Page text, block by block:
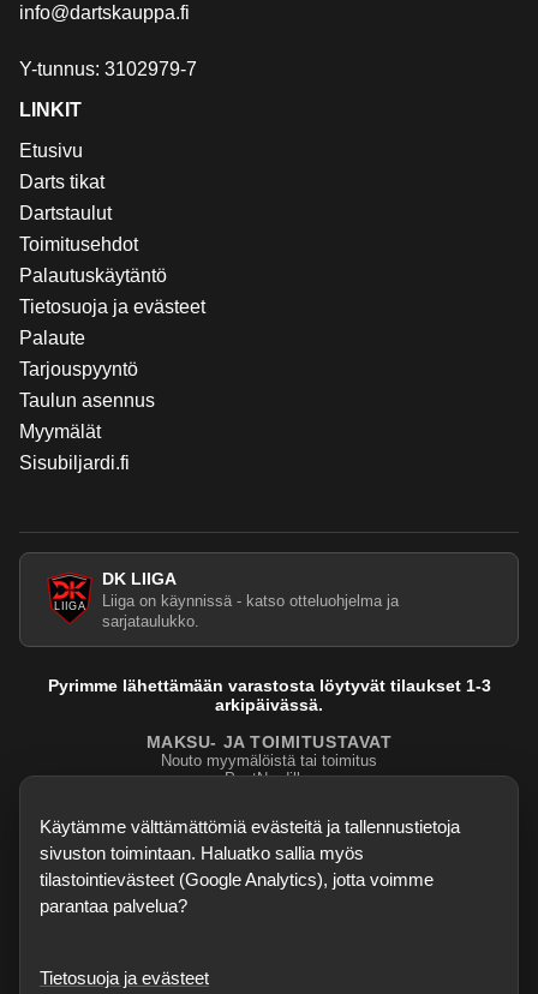
info@dartskauppa.fi
Y-tunnus: 3102979-7
LINKIT
Etusivu
Darts tikat
Dartstaulut
Toimitusehdot
Palautuskäytäntö
Tietosuoja ja evästeet
Palaute
Tarjouspyyntö
Taulun asennus
Myymälät
Sisubiljardi.fi
DK LIIGA
Liiga on käynnissä - katso otteluohjelma ja
sarjataulukko.
Pyrimme lähettämään varastosta löytyvät tilaukset 1-3
arkipäivässä.
MAKSU- JA TOIMITUSTAVAT
Nouto myymälöistä tai toimitus
PostNordilla.
Evasteasetukset
Käytämme välttämättömiä evästeitä ja tallennustietoja
sivuston toimintaan. Haluatko sallia myös
tilastointievästeet (Google Analytics), jotta voimme
parantaa palvelua?
Tietosuoja ja evästeet